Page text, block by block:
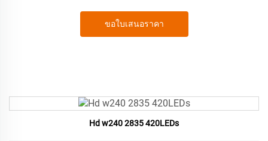
ขอใบเสนอราคา
Hd w240 2835 420LEDs